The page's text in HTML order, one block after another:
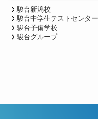
駿台新潟校
駿台中学生テストセンター
駿台予備学校
駿台グループ